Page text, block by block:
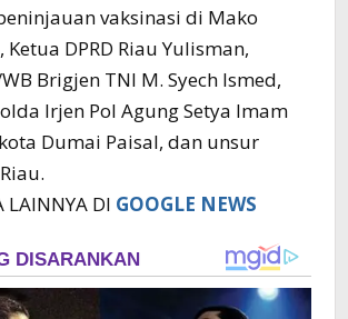
vaksinasi di Mako
DPRD Riau Yulisman,
Brigjen TNI M. Syech Ismed,
Irjen Pol Agung Setya Imam
Dumai Paisal, dan unsur
LAINNYA DI GOOGLE NEWS